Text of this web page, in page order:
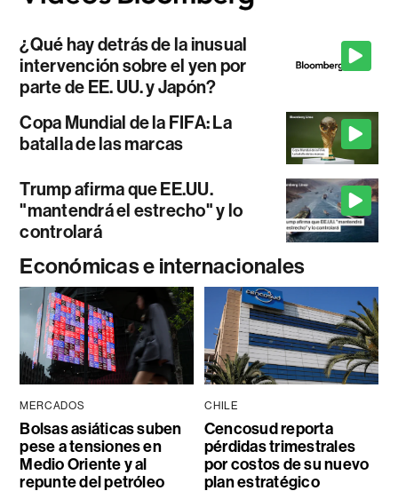
¿Qué hay detrás de la inusual
intervención sobre el yen por
parte de EE. UU. y Japón?
Copa Mundial de la FIFA: La
batalla de las marcas
Trump afirma que EE.UU.
"mantendrá el estrecho" y lo
controlará
Económicas e internacionales
MERCADOS
Bolsas asiáticas suben
pese a tensiones en
Medio Oriente y al
repunte del petróleo
CHILE
Cencosud reporta
pérdidas trimestrales
por costos de su nuevo
plan estratégico